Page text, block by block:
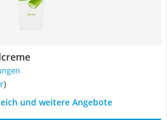
)
und weitere Angebote